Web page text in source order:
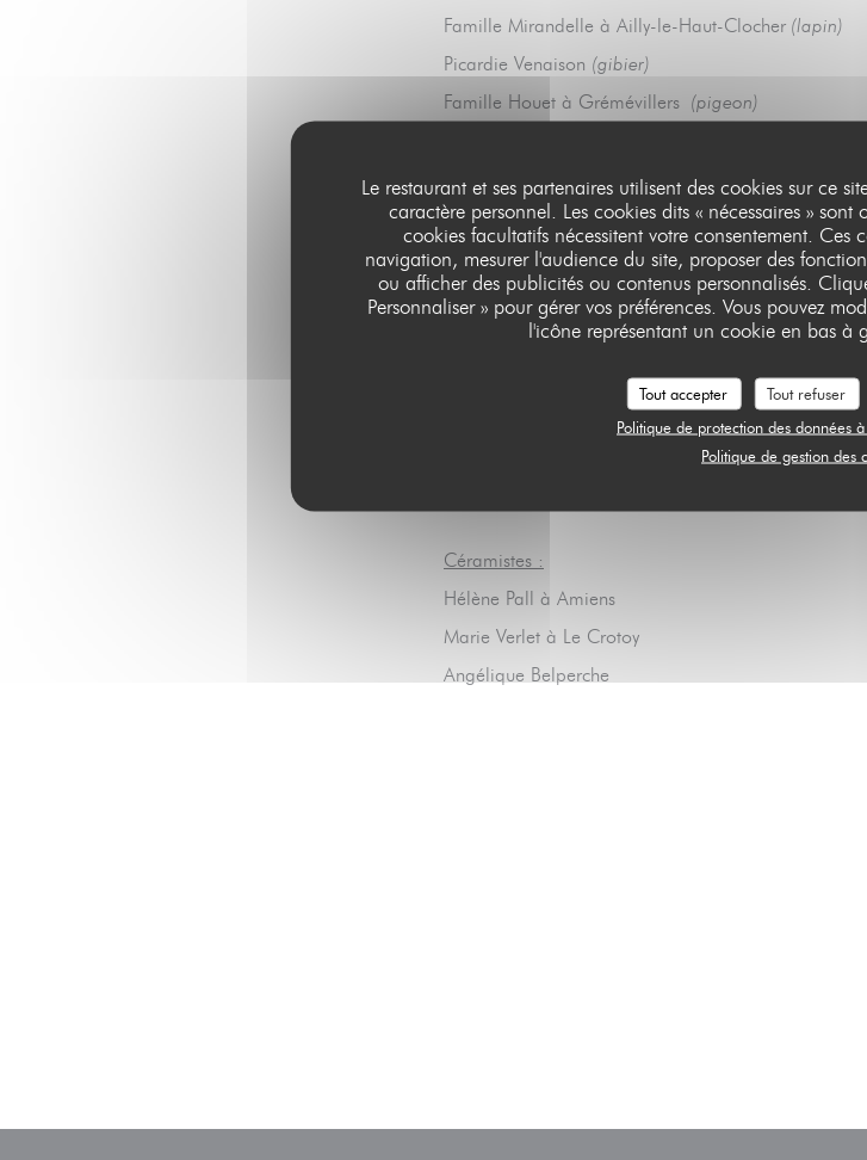
Le restaurant et ses partenaires utilisent des cookies sur ce
caractère personnel. Les cookies dits « nécessaires »
cookies facultatifs nécessitent votre consentement. Ces
navigation, mesurer l'audience du site, proposer des
ou afficher des publicités ou contenus personnalisés.
Personnaliser » pour gérer vos préférences. Vous pouvez
l'icône représentant un cookie en bas à
Tout accepter Tout refuser
Politique de protection des données
Politique de gestion des
Famille Mirandelle à Ailly-le-Haut-Clocher (lapin)
Picardie Venaison (gibier)
Famille Houet à Grémévillers (pigeon)
Crémerie:
La laiterie de la baie à Romaine(beurre/crème/lait)
GAEC de la Chapelle St-Jean à Grémévillers
Huiles, vinaigres, herbes, farine :
Vincent Malgras à Frettemule(vinaigre de cidre)
A la Bonne Herbe à Ponthoile(herbes, pousses)
Froyelles (farine &
Céramistes :
Hélène Pall à Amiens
Marie Verlet à Le Crotoy
Angélique Belperche
BAIE